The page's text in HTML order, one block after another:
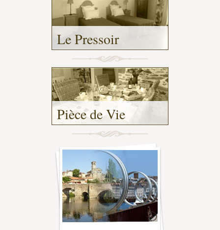
Le Pressoir
Pièce de Vie